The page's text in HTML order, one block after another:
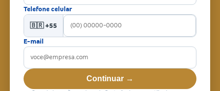
Telefone celular
🇧🇷 +55
E-mail
Continuar →